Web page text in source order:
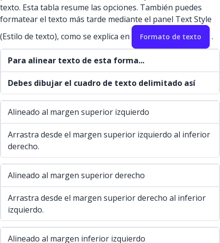
texto. Esta tabla resume las opciones. También puedes
formatear el texto más tarde mediante el panel Text Style
(Estilo de texto), como se explica en
Formato de texto .
Para alinear texto de esta forma...
Debes dibujar el cuadro de texto delimitado así
Alineado al margen superior izquierdo
Arrastra desde el margen superior izquierdo al inferior
derecho.
Alineado al margen superior derecho
Arrastra desde el margen superior derecho al inferior
izquierdo.
Alineado al margen inferior izquierdo